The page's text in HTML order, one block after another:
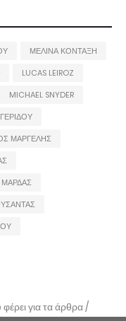
ΜΕΛΙΝΑ ΚΟΝΤΑΞΗ
LUCAS LEIROZ
MICHAEL SNYDER
ΜΑΡΓΕΛΗΣ
για τα άρθρα /